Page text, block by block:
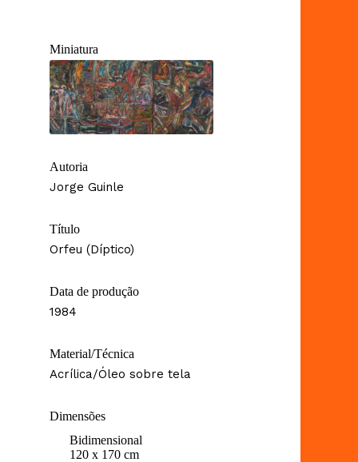
Miniatura
Autoria
Jorge Guinle
Título
Orfeu (Díptico)
Data de produção
1984
Material/Técnica
Acrílica/Óleo sobre tela
Dimensões
Bidimensional
120 x 170 cm